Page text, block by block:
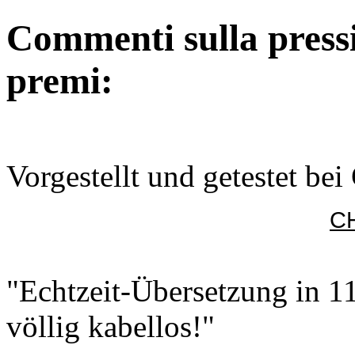
Commenti sulla
premi:
Vorgestellt und getestet bei
"Echtzeit-Übersetzung in
völlig kabellos!"